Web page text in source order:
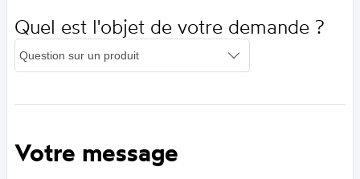
Quel est l'objet de votre demande ?
Votre message